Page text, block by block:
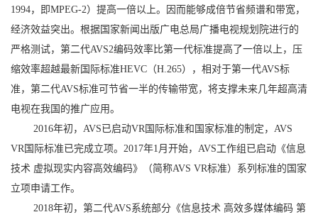
1994，即MPEG-2）提高一倍以上。因而能够成倍节省频谱和带宽，
经济效益突出。根据国家新闻出版广电总局广播电视规划院进行的
严格测试，第二代AVS2编码效率比第一代标准提高了一倍以上，压
缩效率超越最新国际标准HEVC（H.265），相对于第一代AVS标
准，第二代AVS标准可节省一半的传输带宽，将支撑未来几年超高清
电视在我国的推广应用。
2016年初，AVS已启动VR国际标准和国家标准的制定，AVS
VR国际标准已完成立项。2017年1月开始，AVS工作组已启动《信息
技术 虚拟现实内容高效编码》（简称AVS VR标准）系列标准的国家
立项申请工作。
2018年初，第二代AVS系统部分《信息技术 高效多媒体编码 第